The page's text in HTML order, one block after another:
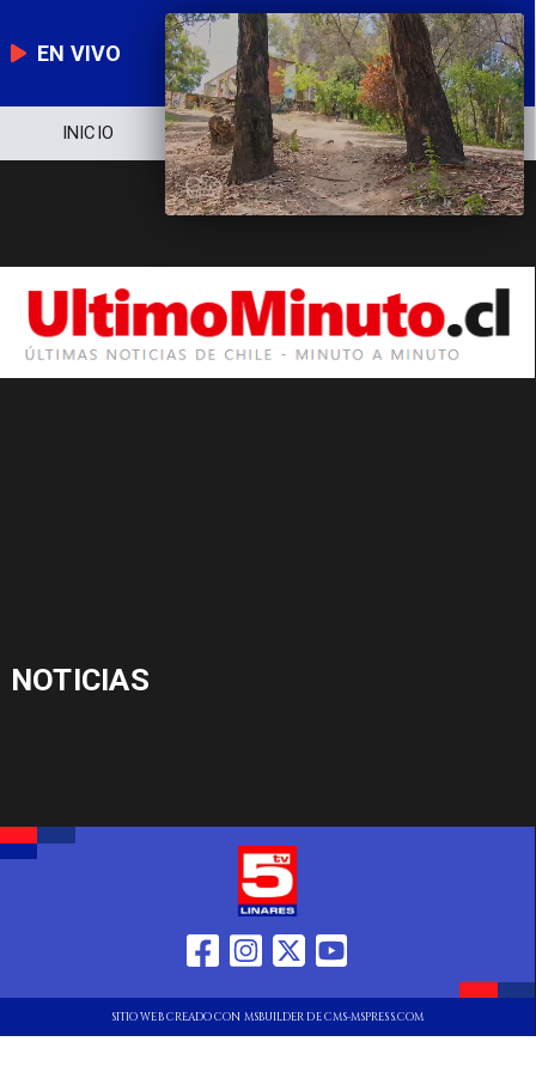
EN VIVO
INICIO NOTICIERO POLÍTICA
NOTICIAS
SITIO WEB CREADO CON MSBUILDER DE CMS-MSPRESS.COM